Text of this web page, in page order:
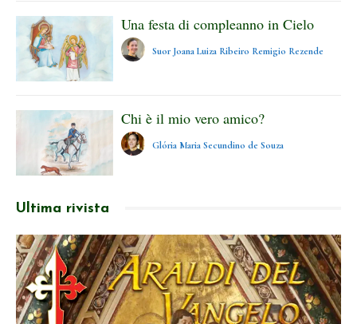
Una festa di compleanno in Cielo
Suor Joana Luiza Ribeiro Remigio Rezende
Chi è il mio vero amico?
Glória Maria Secundino de Souza
Ultima rivista